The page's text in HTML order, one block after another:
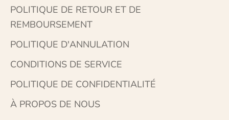
POLITIQUE DE RETOUR ET DE
REMBOURSEMENT
POLITIQUE D'ANNULATION
CONDITIONS DE SERVICE
POLITIQUE DE CONFIDENTIALITÉ
À PROPOS DE NOUS